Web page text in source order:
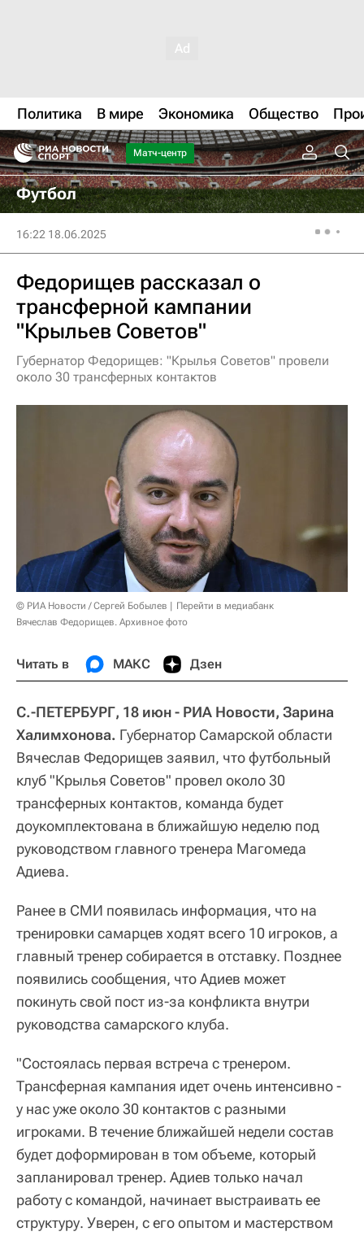
Политика В мире Экономика Общество
Матч-центр
Футбол
16:22 18.06.2025
Федорищев рассказал о
трансферной кампании
"Крыльев Советов"
Губернатор Федорищев: "Крылья Советов" провели
около 30 трансферных контактов
© РИА Новости / Сергей Бобылев
Перейти в медиабанк
Вячеслав Федорищев. Архивное фото
Читать в МАКС Дзен
С.-ПЕТЕРБУРГ, 18 июн - РИА Новости, Зарина
Халимхонова. Губернатор Самарской области
Вячеслав Федорищев заявил, что футбольный
клуб "Крылья Советов" провел около 30
трансферных контактов, команда будет
доукомплектована в ближайшую неделю под
руководством главного тренера Магомеда
Адиева.
Ранее в СМИ появилась информация, что на
тренировки самарцев ходят всего 10 игроков, а
главный тренер собирается в отставку. Позднее
появились сообщения, что Адиев может
покинуть свой пост из-за конфликта внутри
руководства самарского клуба.
"Состоялась первая встреча с тренером.
Трансферная кампания идет очень интенсивно -
у нас уже около 30 контактов с разными
игроками. В течение ближайшей недели состав
будет доформирован в том объеме, который
запланировал тренер. Адиев только начал
работу с командой, начинает выстраивать ее
структуру. Уверен, с его опытом и мастерством